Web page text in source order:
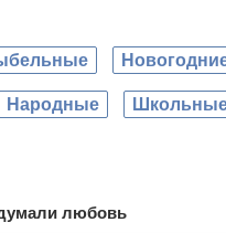
Народные
любовь